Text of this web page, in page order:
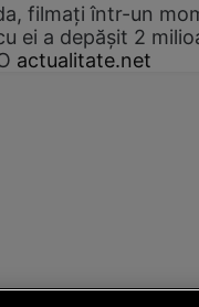
filmați într-un
ei a depășit 2
actualitate.net